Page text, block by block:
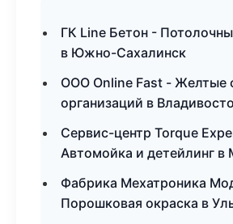
ГК Line Бетон -
в Южно-Сахалинск
ООО Online Fast - Желтые
организаций в
Сервис-центр Torque
Автомойка и детейлинг в
Фабрика Мехатроника
Порошковая окраска в